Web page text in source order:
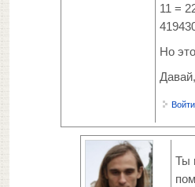
11 =
Но
Войти
Ты